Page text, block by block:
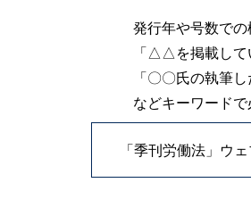
発行年や号数で
「△△を掲載して
「〇〇氏の執筆し
などキーワード
「季刊労働法」ウ